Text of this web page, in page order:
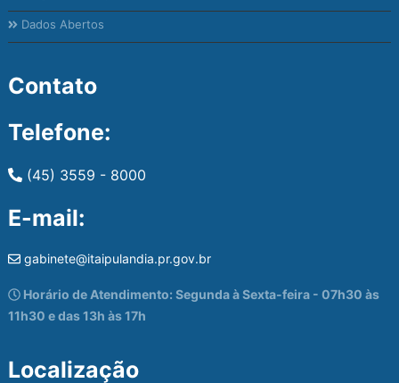
Dados Abertos
Contato
Telefone:
(45) 3559 - 8000
E-mail:
gabinete@itaipulandia.pr.gov.br
Horário de Atendimento: Segunda à Sexta-feira - 07h30 às
11h30 e das 13h às 17h
Localização